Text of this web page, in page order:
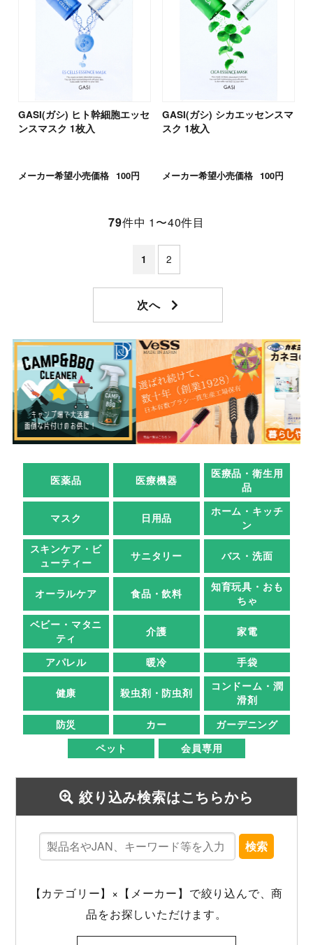
GASI(ガシ) ヒト幹細胞エッセ
ンスマスク 1枚入
メーカー希望小売価格 100円
GASI(ガシ) シカエッセンスマ
スク 1枚入
メーカー希望小売価格 100円
79件中 1〜40件目
1 2
医薬品 医療機器
医療品・衛生用
品
マスク 日用品
ホーム・キッチ
ン
スキンケア・ビ
ューティー
サニタリー バス・洗面
オーラルケア 食品・飲料
知育玩具・おも
ちゃ
ベビー・マタニ
ティ
介護 家電
アパレル 暖冷 手袋
健康 殺虫剤・防虫剤
コンドーム・潤
滑剤
防災
カー
ガーデニング
ペット
会員専用
絞り込み検索はこちらから
検索
【カテゴリー】×【メーカー】で絞り込んで、商
品をお探しいただけます。